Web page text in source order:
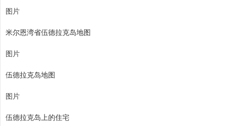
图片
米尔恩湾省伍德拉克岛地图
图片
伍德拉克岛地图
图片
伍德拉克岛上的住宅